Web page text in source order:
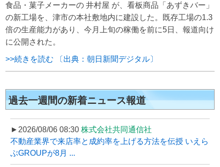
食品・菓子メーカーの 井村屋 が、看板商品「あずきバー」
の新工場を、津市の本社敷地内に建設した。既存工場の1.3
倍の生産能力があり、今月上旬の稼働を前に5日、報道向け
に公開された。
>>続きを読む 〔出典：朝日新聞デジタル〕
過去一週間の新着ニュース報道
►2026/08/06 08:30 株式会社共同通信社
不動産業界で来店率と成約率を上げる方法を伝授 いえら
ぶGROUPが8月 ...